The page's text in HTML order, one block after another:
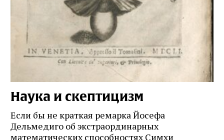
Наука и скептицизм
Если бы не краткая ремарка Йосефа
Дельмедиго об экстраординарных
математических способностях Симхи